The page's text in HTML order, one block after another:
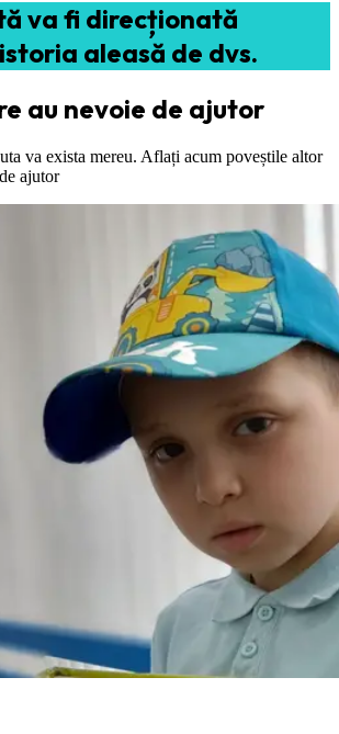
va fi direcționată
aleasă de dvs.
au nevoie de ajutor
va exista mereu. Aflați acum poveștile altor
ajutor